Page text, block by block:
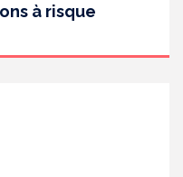
à risque